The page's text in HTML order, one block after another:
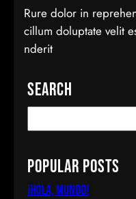
Rure dolor in
cillum doluptate velit
nderit
Search
e
r
c
Popular Posts
¡Hola, mundo!